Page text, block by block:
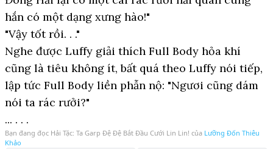
hắn có một dạng xưng hào!"
"Vậy tốt rồi. . ."
Nghe được Luffy giải thích Full Body hỏa khí
cũng là tiêu không ít, bất quá theo Luffy nói tiếp,
lập tức Full Body liền phẫn nộ: "Ngươi cũng dám
nói ta rác rưởi?"
... . . .
Bạn đang đọc Hải Tặc: Ta Garp Đệ Đệ Bắt Đầu Cưới Lin Lin! của Lưỡng Đốn Thiêu
Khảo